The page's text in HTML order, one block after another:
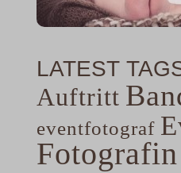
LATEST
Auftritt
eventfotograf
Fotografin